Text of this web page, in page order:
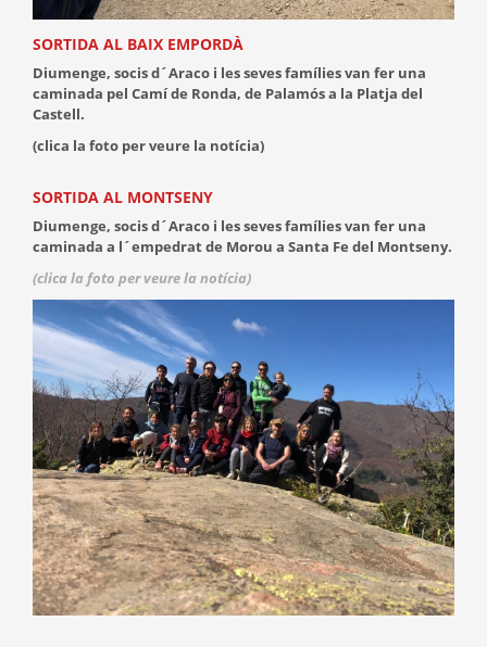
SORTIDA AL BAIX EMPORDÀ
Diumenge, socis d´Araco i les seves famílies van fer una
caminada pel Camí de Ronda, de Palamós a la Platja del
Castell.
(clica la foto per veure la notícia)
SORTIDA AL MONTSENY
Diumenge, socis d´Araco i les seves famílies van fer una
caminada a l´empedrat de Morou a Santa Fe del Montseny.
(clica la foto per veure la notícia)